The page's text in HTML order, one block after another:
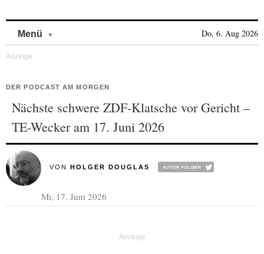
Menü Do, 6. Aug 2026
DER PODCAST AM MORGEN
Nächste schwere ZDF-Klatsche vor Gericht –
TE-Wecker am 17. Juni 2026
VON HOLGER DOUGLAS
Mi, 17. Juni 2026